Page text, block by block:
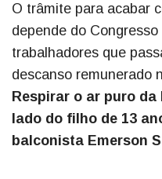
O trâmite para acabar
depende do
trabalhadores que
descanso remunerado
Respirar o ar puro
lado do filho de 13
balconista Emerson